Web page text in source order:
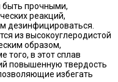
прочными,
реакций,
дезинфицироваться.
из высокоуглеродистой
образом,
в этот сплав
повышенную твердость
избегать